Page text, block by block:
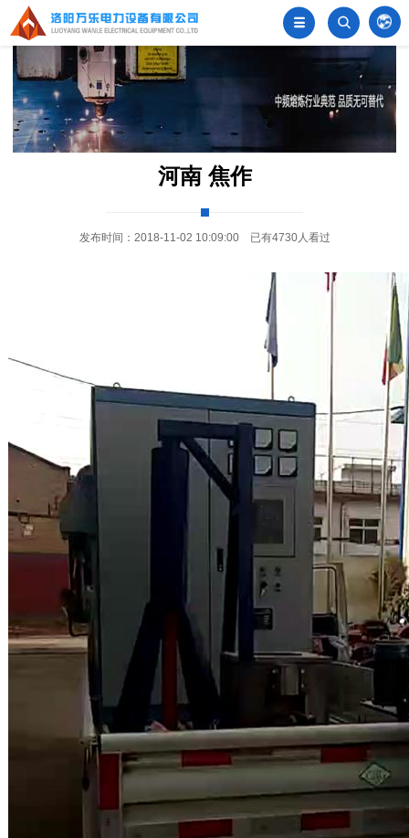
󦂺


河南 焦作
发布时间：2018-11-02 10:09:00 已有4730人看过